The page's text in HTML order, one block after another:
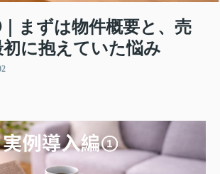
まずは物件概要と、売
に抱えていた悩み